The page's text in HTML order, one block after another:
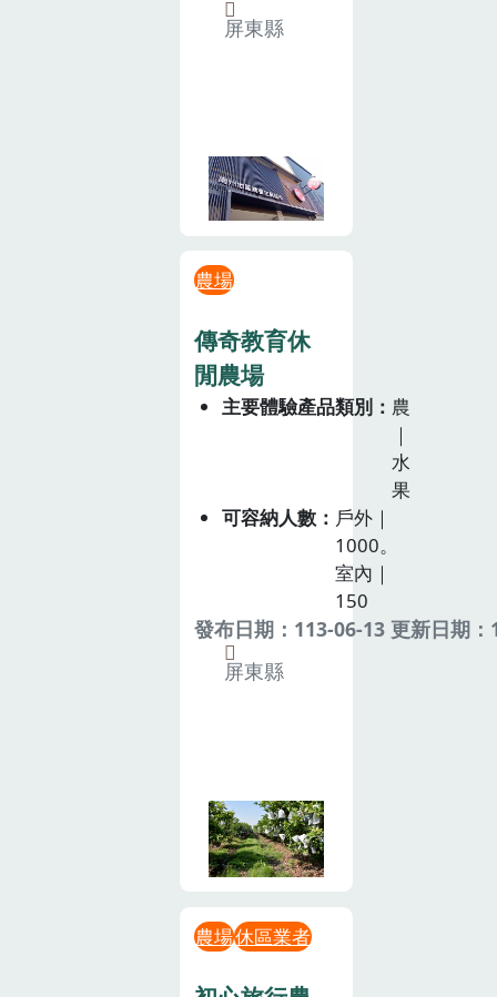
屏東縣
農場
傳奇教育休
閒農場
主要體驗產品類別
農
｜
水
果
可容納人數
戶外｜
1000。
室內｜
150
發布日期：113-06-13 更新日期
屏東縣
農場休區業者